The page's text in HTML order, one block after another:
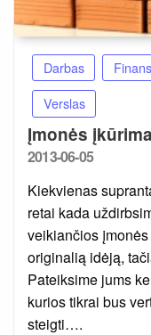
Darbas
Verslas
Įmonės
Posted
2013-06-05
Kiekvienas
retai kada
veikiančios
originalią idėją,
Pateiksime jums
kurios tikrai bus
steigti….